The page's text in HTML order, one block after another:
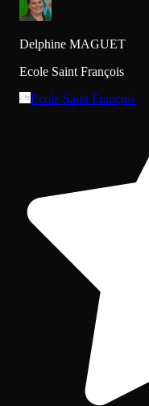
Delphine MAGUET
Ecole Saint François
Ecole Saint François